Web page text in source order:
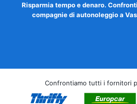
Risparmia tempo e denaro.
compagnie di autonoleggio a
Confrontiamo tutti i fornitori